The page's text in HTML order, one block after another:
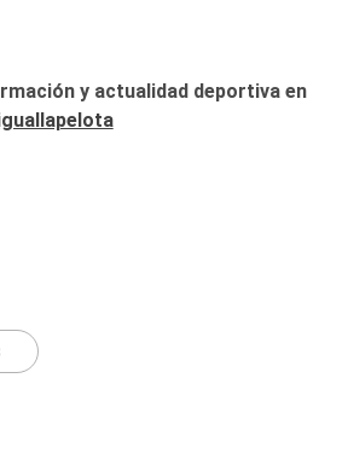
y actualidad deportiva en